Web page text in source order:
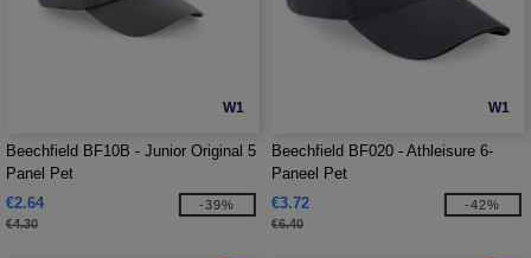
W1
Beechfield BF10B - Junior Original 5
Panel Pet
€2.64
€4.30
-39%
W1
Beechfield BF020 - Athleisure 6-
Paneel Pet
€3.72
€6.40
-42%